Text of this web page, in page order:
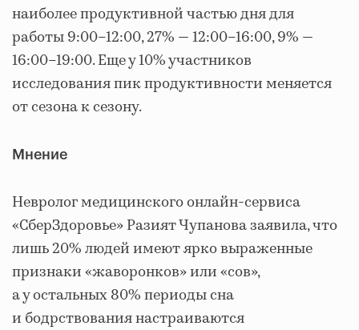
наиболее продуктивной частью дня для
работы 9:00–12:00, 27% — 12:00–16:00, 9% —
16:00–19:00. Еще у 10% участников
исследования пик продуктивности меняется
от сезона к сезону.
Мнение
Невролог медицинского онлайн-сервиса
«СберЗдоровье» Разият Чупанова заявила, что
лишь 20% людей имеют ярко выраженные
признаки «жаворонков» или «сов»,
а у остальных 80% периоды сна
и бодрствования настраиваются